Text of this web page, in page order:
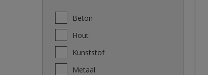
Beton
Hout
Kunststof
Metaal